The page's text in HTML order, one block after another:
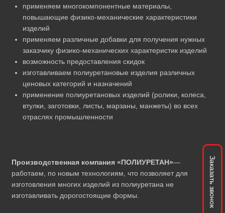
применяем многокомпонентные материалы,
повышающие физико-механические характеристики
изделий
применяем различные добавки для получения нужных
заказчику физико-механических характеристик изделий
возможность предоставления скидок
изготавливаем полиуретановые изделия различных
ценовых категорий и назначений
применение полиуретановых изделий (ролики, колеса,
втулки, заготовки, листы, марзаны, манжеты) во всех
отраслях промышленности
Производственная компания «ПОЛИУРЕТАН»—
работаем, по новым технологиям, что позволяет для
изготовления многих изделий из полиуретана не
изготавливать дорогостоящие формы.
Заказать звонок